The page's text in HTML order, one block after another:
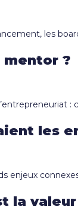
les
mentor ?
les
enjeux
la